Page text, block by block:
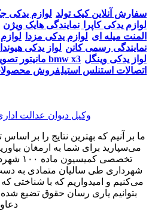
سفارش آنلاین کیک تولد لوازم یدکی
لوازم یدکی کاپرا
نمایندگی هایک ویژن
المنت میله ای لوازم یدکی مزدا
نمایندگی رسمی کانن لواز یدکی
مانیتور تصویری bmw x3 لواز یدکی وینگل
اتصالات استنلس استیلفروش
ما بر آنیم که بهترین نتایج را بر
می‌سپارید برای شما به ارمغان
تخصصی
شهرداری طی سالیان متمادی به
می‌کنیم و امیدواریم که با شناختی
بتوانیم یاری رسان حقوق تضیع